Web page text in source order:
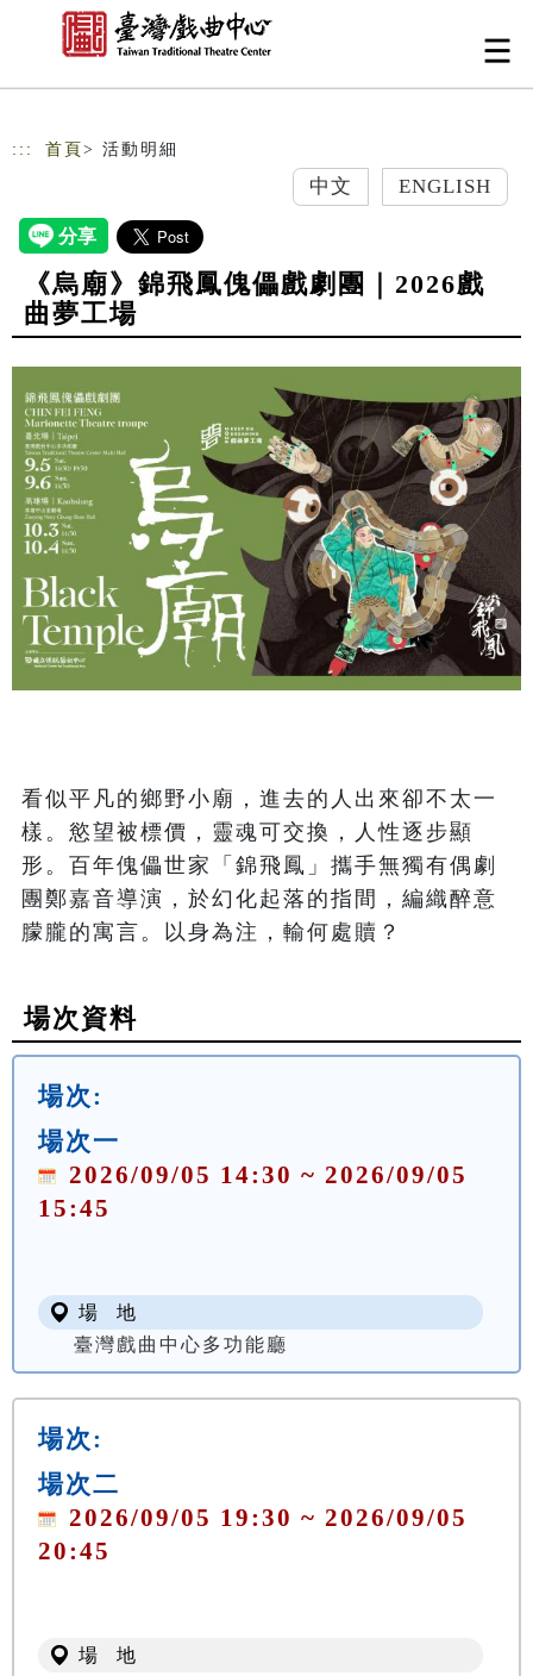
跳到主要內容
網站導覽
::: 首頁 > 活動明細
中文 ENGLISH
《烏廟》錦飛鳳傀儡戲劇團｜2026戲
曲夢工場
看似平凡的鄉野小廟，進去的人出來卻不太一
樣。慾望被標價，靈魂可交換，人性逐步顯
形。百年傀儡世家「錦飛鳳」攜手無獨有偶劇
團鄭嘉音導演，於幻化起落的指間，編織醉意
朦朧的寓言。以身為注，輸何處贖？
場次資料
場次:
場次一
2026/09/05 14:30 ~ 2026/09/05
15:45
場 地
臺灣戲曲中心多功能廳
場次:
場次二
2026/09/05 19:30 ~ 2026/09/05
20:45
場 地